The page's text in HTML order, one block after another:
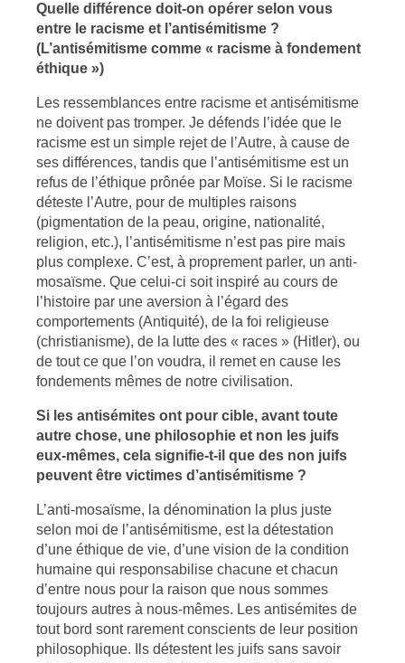
Quelle différence doit-on opérer selon vous
entre le racisme et l’antisémitisme ?
(L’antisémitisme comme « racisme à fondement
éthique »)
Les ressemblances entre racisme et antisémitisme
ne doivent pas tromper. Je défends l’idée que le
racisme est un simple rejet de l’Autre, à cause de
ses différences, tandis que l’antisémitisme est un
refus de l’éthique prônée par Moïse. Si le racisme
déteste l’Autre, pour de multiples raisons
(pigmentation de la peau, origine, nationalité,
religion, etc.), l’antisémitisme n’est pas pire mais
plus complexe. C’est, à proprement parler, un anti-
mosaïsme. Que celui-ci soit inspiré au cours de
l’histoire par une aversion à l’égard des
comportements (Antiquité), de la foi religieuse
(christianisme), de la lutte des « races » (Hitler), ou
de tout ce que l’on voudra, il remet en cause les
fondements mêmes de notre civilisation.
Si les antisémites ont pour cible, avant toute
autre chose, une philosophie et non les juifs
eux-mêmes, cela signifie-t-il que des non juifs
peuvent être victimes d’antisémitisme ?
L’anti-mosaïsme, la dénomination la plus juste
selon moi de l’antisémitisme, est la détestation
d’une éthique de vie, d’une vision de la condition
humaine qui responsabilise chacune et chacun
d’entre nous pour la raison que nous sommes
toujours autres à nous-mêmes. Les antisémites de
tout bord sont rarement conscients de leur position
philosophique. Ils détestent les juifs sans savoir